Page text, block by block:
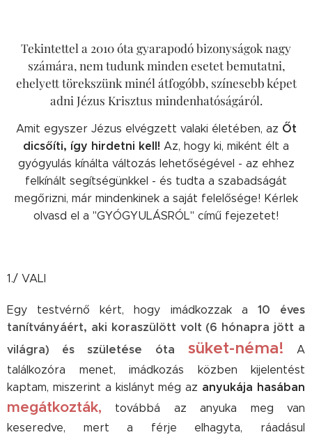
Tekintettel a 2010 óta gyarapodó bizonyságok nagy
számára, nem tudunk minden esetet bemutatni,
ehelyett törekszünk minél átfogóbb, színesebb képet
adni Jézus Krisztus mindenhatóságáról.
Amit egyszer Jézus elvégzett valaki életében, az Őt
dicsőíti, így hirdetni kell! Az, hogy ki, miként élt a
gyógyulás kínálta változás lehetőségével - az ehhez
felkínált segítségünkkel - és tudta a szabadságát
megőrizni, már mindenkinek a saját felelősége! Kérlek
olvasd el a "GYÓGYULÁSRÓL" című fejezetet!
1./ VALI
Egy testvérnő kért, hogy imádkozzak a 10 éves
tanítványáért, aki koraszülött volt (6 hónapra jött a
világra) ésszületése óta süket-néma!
A
találkozóra menet, imádkozás közben kijelentést
kaptam, miszerint a kislányt még az anyukája hasában
megátkozták, továbbá az anyuka meg van
keseredve, mert a férje elhagyta, ráadásul